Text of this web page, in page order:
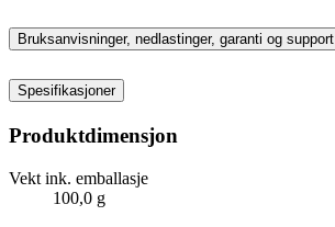
Bruksanvisninger, nedlastinger, garanti og support
Spesifikasjoner
Produktdimensjon
Vekt ink. emballasje
100,0 g